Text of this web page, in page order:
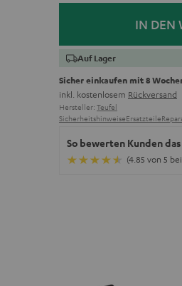
IN DEN
Auf Lager
Sicher einkaufen mit 8
inkl. kostenlosem Rückversand
Hersteller: Teufel
SicherheitshinweiseErsatzteile
So bewerten Kunden
(4.85 von 5